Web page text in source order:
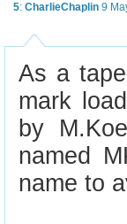
5: CharlieChaplin 9
As a
mark
by
named
name to